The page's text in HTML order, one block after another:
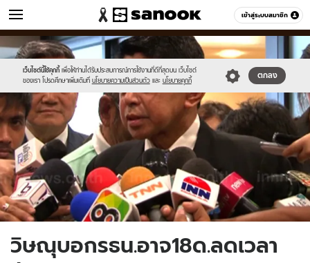
เข้าสู่ระบบสมาชิก
ข่าว หมวดอื่นๆ
เว็บไซต์นี้ใช้คุกกี้ เพื่อให้ท่านได้รับประสบการณ์การใช้งานที่ดีที่สุดบน เว็บไซต์
ของเรา โปรดศึกษาเพิ่มเติมที่ นโยบายความเป็นส่วนตัว และ นโยบายคุกกี้
ตกลง
Sanook
//s.isanook.com/sr/0/images/logo-
new-
sanook.png
600
60
//s.isanook.com/ns/0/ud/373/1866666/646362-
01.jpg
วิษณุบอกรธน.อาจ18ด.ลดเวลา